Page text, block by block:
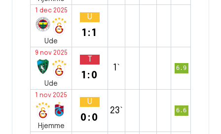
1 dec 2025
Ude
U
1:1
9 nov 2025
Ude
T
1:0
6.9
1 nov 2025
Hjemme
U
0:0
23` 6.6